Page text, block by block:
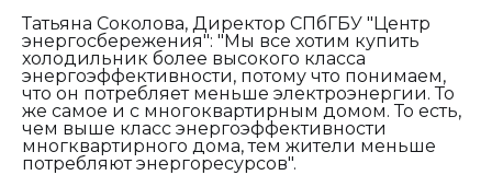
Татьяна Соколова, Директор СПбГБУ "Центр
энергосбережения": "Мы все хотим купить
холодильник более высокого класса
энергоэффективности, потому что понимаем,
что он потребляет меньше электроэнергии. То
же самое и с многоквартирным домом. То есть,
чем выше класс энергоэффективности
многквартирного дома, тем жители меньше
потребляют энергоресурсов".